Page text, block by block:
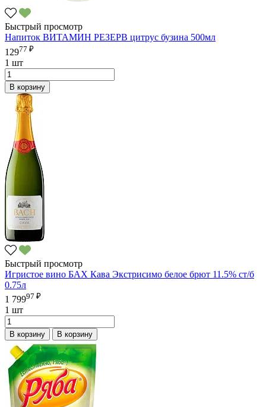
Быстрый просмотр
Напиток ВИТАМИН РЕЗЕРВ цитрус бузина 500мл
12977 ₽
1 шт
В корзину
Быстрый просмотр
Игристое вино БАХ Кава Экстрисимо белое брют 11.5% ст/б
0.75л
1 79997 ₽
1 шт
В корзину В корзину